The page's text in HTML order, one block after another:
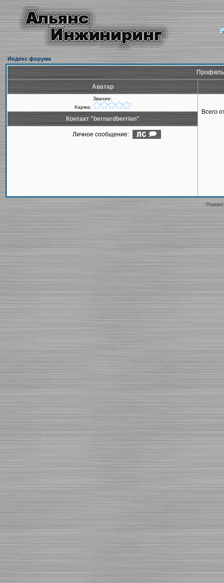
Индекс форума
Аватар
Звание:
Карма:
Всего
Контакт "bernardberrian"
Личное сообщение: